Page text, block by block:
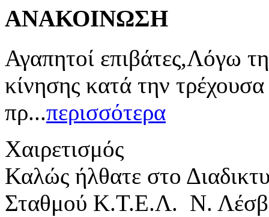
ΑΝΑΚΟΙΝΩΣΗ
Αγαπητοί επιβάτες,Λόγω
κίνησης κατά την
πρ...περισσότερα
Χαιρετισμός
Καλώς ήλθατε στο
Σταθμού Κ.Τ.Ε.Λ. Ν.